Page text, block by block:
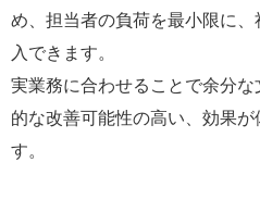
め、担当者の負荷を最小限に
入できます。
実業務に合わせることで余分
的な改善可能性の高い、効果
す。